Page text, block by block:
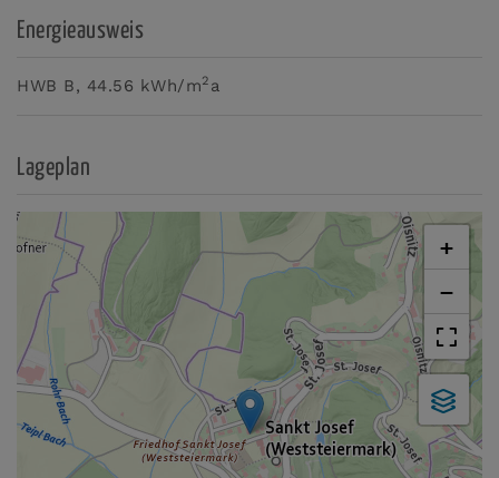
Energieausweis
HWB B, 44.56 kWh/m2 a
Lageplan
+
−